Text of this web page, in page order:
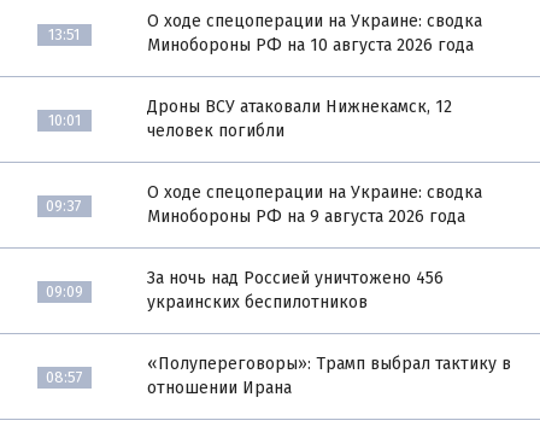
13:51
О ходе спецоперации на Украине: сводка
Минобороны РФ на 10 августа 2026 года
10:01
Дроны ВСУ атаковали Нижнекамск, 12
человек погибли
09:37
О ходе спецоперации на Украине: сводка
Минобороны РФ на 9 августа 2026 года
09:09
За ночь над Россией уничтожено 456
украинских беспилотников
08:57
«Полупереговоры»: Трамп выбрал тактику в
отношении Ирана